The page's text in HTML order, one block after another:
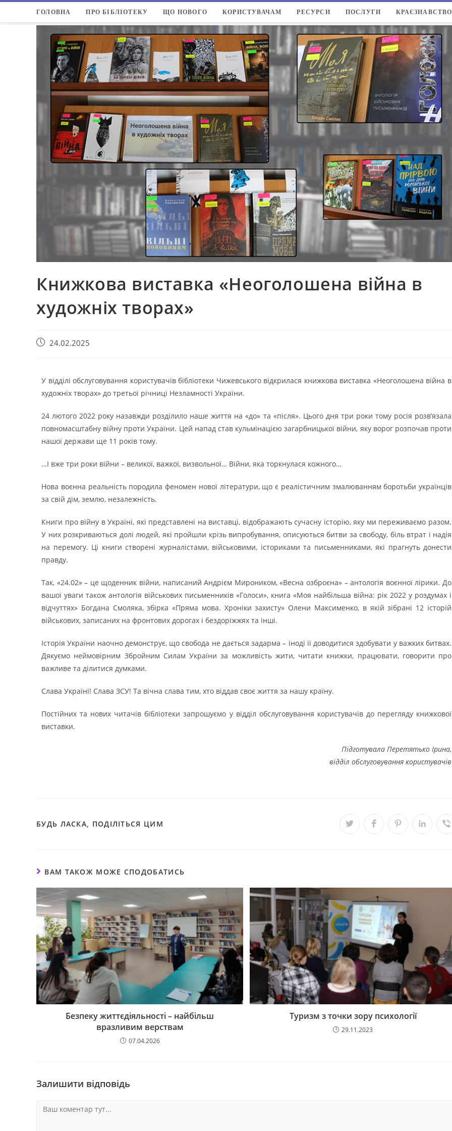
ГОЛОВНА ПРО БІБЛІОТЕКУ ЩО НОВОГО КОРИСТУВАЧАМ РЕСУРСИ ПОСЛУГИ КРАЄЗНАВСТВО
Книжкова виставка «Неоголошена війна в
художніх творах»
24.02.2025
У відділі обслуговування користувачів бібліотеки Чижевського відкрилася книжкова виставка «Неоголошена війна в
художніх творах» до третьої річниці Незламності України.
24 лютого 2022 року назавжди розділило наше життя на «до» та «після». Цього дня три роки тому росія розв’язала
повномасштабну війну проти України. Цей напад став кульмінацією загарбницької війни, яку ворог розпочав проти
нашої держави ще 11 років тому.
…І вже три роки війни – великої, важкої, визвольної… Війни, яка торкнулася кожного…
Нова воєнна реальність породила феномен нової літератури, що є реалістичним змалюванням боротьби українців
за свій дім, землю, незалежність.
Книги про війну в Україні, які представлені на виставці, відображають сучасну історію, яку ми переживаємо разом.
У них розкриваються долі людей, які пройшли крізь випробування, описуються битви за свободу, біль втрат і надія
на перемогу. Ці книги створені журналістами, військовими, істориками та письменниками, які прагнуть донести
правду.
Так, «24.02» – це щоденник війни, написаний Андрієм Мироником, «Весна озброєна» – антологія воєнної лірики. До
вашої уваги також антологія військових письменників «Голоси», книга «Моя найбільша війна: рік 2022 у роздумах і
відчуттях» Богдана Смоляка, збірка «Пряма мова. Хроніки захисту» Олени Максименко, в якій зібрані 12 історій
військових, записаних на фронтових дорогах і бездоріжжях та інші.
Історія України наочно демонструє, що свобода не дається задарма – іноді її доводитися здобувати у важких битвах.
Дякуємо неймовірним Збройним Силам України за можливість жити, читати книжки, працювати, говорити про
важливе та ділитися думками.
Слава Україні! Слава ЗСУ! Та вічна слава тим, хто віддав своє життя за нашу країну.
Постійних та нових читачів бібліотеки запрошуємо у відділ обслуговування користувачів до перегляду книжкової
виставки.
Підготувала Перетятько Ірина,
відділ обслуговування користувачів
БУДЬ ЛАСКА, ПОДІЛІТЬСЯ ЦИМ
ВАМ ТАКОЖ МОЖЕ СПОДОБАТИСЬ
Безпеку життєдіяльності – найбільш
вразливим верствам
07.04.2026
Туризм з точки зору психології
29.11.2023
Залишити відповідь